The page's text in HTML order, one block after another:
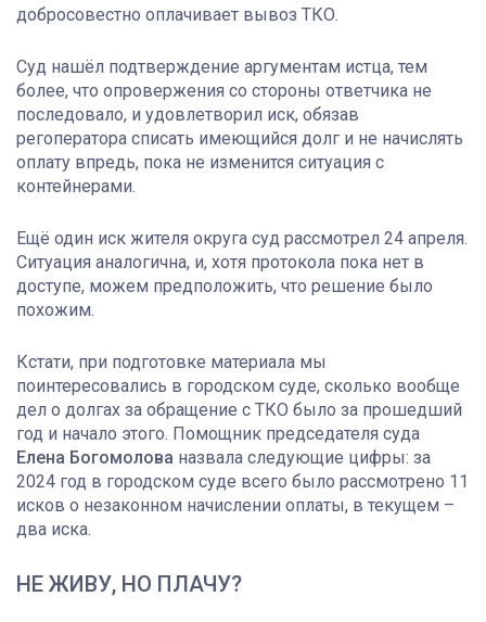
добросовестно оплачивает вывоз ТКО.
Суд нашёл подтверждение аргументам истца, тем
более, что опровержения со стороны ответчика не
последовало, и удовлетворил иск, обязав
регоператора списать имеющийся долг и не начислять
оплату впредь, пока не изменится ситуация с
контейнерами.
Ещё один иск жителя округа суд рассмотрел 24 апреля.
Ситуация аналогична, и, хотя протокола пока нет в
доступе, можем предположить, что решение было
похожим.
Кстати, при подготовке материала мы
поинтересовались в городском суде, сколько вообще
дел о долгах за обращение с ТКО было за прошедший
год и начало этого. Помощник председателя суда
Елена Богомолова назвала следующие цифры: за
2024 год в городском суде всего было рассмотрено 11
исков о незаконном начислении оплаты, в текущем –
два иска.
НЕ ЖИВУ, НО ПЛАЧУ?